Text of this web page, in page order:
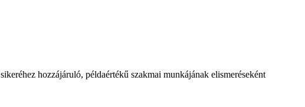
hozzájáruló, példaértékű szakmai munkájának elismeréseként